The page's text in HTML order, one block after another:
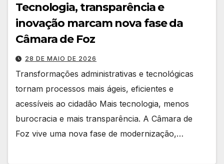
Tecnologia, transparência e
inovação marcam nova fase da
Câmara de Foz
28 DE MAIO DE 2026
Transformações administrativas e tecnológicas
tornam processos mais ágeis, eficientes e
acessíveis ao cidadão Mais tecnologia, menos
burocracia e mais transparência. A Câmara de
Foz vive uma nova fase de modernização,…